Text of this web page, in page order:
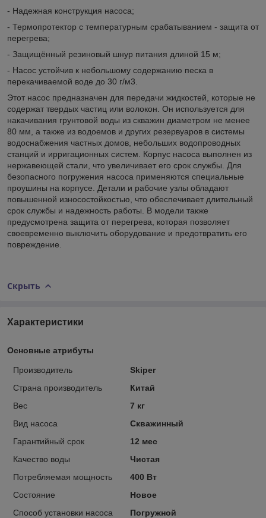
- Надежная конструкция насоса;
- Термопротектор с температурным срабатыванием - защита от
перегрева;
- Защищённый резиновый шнур питания длиной 15 м;
- Насос устойчив к небольшому содержанию песка в
перекачиваемой воде до 30 г/м3.
Этот насос предназначен для передачи жидкостей, которые не
содержат твердых частиц или волокон. Он используется для
накачивания грунтовой воды из скважин диаметром не менее
80 мм, а также из водоемов и других резервуаров в системы
водоснабжения частных домов, небольших водопроводных
станций и ирригационных систем. Корпус насоса выполнен из
нержавеющей стали, что увеличивает его срок службы. Для
безопасного погружения насоса применяются специальные
проушины на корпусе. Детали и рабочие узлы обладают
повышенной износостойкостью, что обеспечивает длительный
срок службы и надежность работы. В модели также
предусмотрена защита от перегрева, которая позволяет
своевременно выключить оборудование и предотвратить его
повреждение.
Скрыть
Характеристики
Основные атрибуты
Производитель
Skiper
Страна производитель
Китай
Вес
7 кг
Вид насоса
Скважинный
Гарантийный срок
12 мес
Качество воды
Чистая
Потребляемая мощность
400 Вт
Состояние
Новое
Способ установки насоса
Погружной